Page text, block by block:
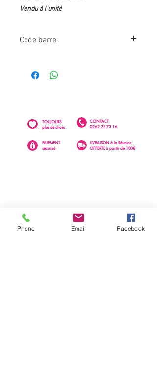
Vendu à l'unité
Code barre
CONTACT
0262 23 73 16
TOUJOURS
plus de choix
PAIEMENT
sécurisé
LIVRAISON à la Réunion
OFFERTE à partir de 100€
Phone Email Facebook